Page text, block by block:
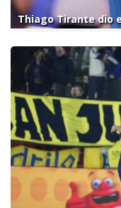
Thiago Tirante dio